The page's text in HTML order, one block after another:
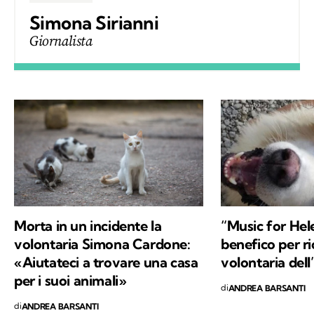
Simona Sirianni
Giornalista
Morta in un incidente la
volontaria Simona Cardone:
«Aiutateci a trovare una casa
per i suoi animali»
diANDREA BARSANTI
“Music for
benefico per
volontaria
diANDREA BARSANTI